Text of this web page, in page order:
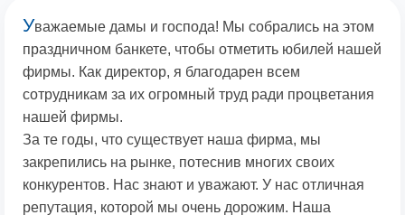
Уважаемые дамы и господа! Мы собрались на этом
праздничном банкете, чтобы отметить юбилей нашей
фирмы. Как директор, я благодарен всем
сотрудникам за их огромный труд ради процветания
нашей фирмы.
За те годы, что существует наша фирма, мы
закрепились на рынке, потеснив многих своих
конкурентов. Нас знают и уважают. У нас отличная
репутация, которой мы очень дорожим. Наша